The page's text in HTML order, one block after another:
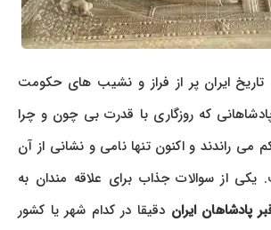
ایران پر از فراز و نشیب های حکومت
که روزگاری با قدرت بی چون و چرا
راندند و اکنون تنها نامی و نشانی از آن
از سوالات جذاب برای علاقه مندان به
ایراندقیقا در کدام شهر یا کشور